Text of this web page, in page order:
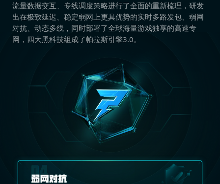
流量数据交互、专线调度策略进行了全面的重新梳理，研发
出在极致延迟、稳定弱网上更具优势的实时多路发包、弱网
对抗、动态多线，同时部署了全球海量游戏独享的高速专
网，四大黑科技组成了帕拉斯引擎3.0。